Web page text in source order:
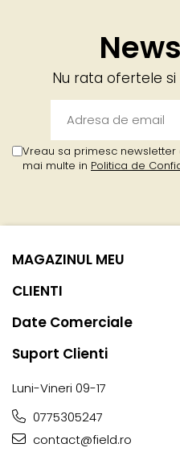
Nu rata ofertele
Vreau sa primesc newsletter
mai multe in Politica de
MAGAZINUL MEU
CLIENTI
Date Comerciale
Suport Clienti
Luni-Vineri 09-17
0775305247
contact@field.ro